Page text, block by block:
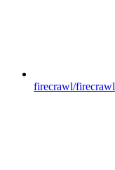
firecrawl/firecrawl